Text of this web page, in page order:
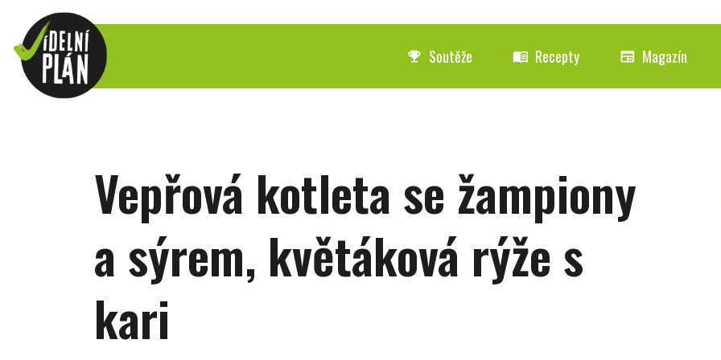
emoji_events Soutěže menu_book Recepty newspaper Magazín
Vepřová kotleta se žampiony
a sýrem, květáková rýže s
kari